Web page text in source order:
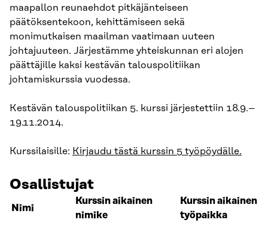
maapallon reunaehdot pitkäjänteiseen
päätöksentekoon, kehittämiseen sekä
monimutkaisen maailman vaatimaan uuteen
johtajuuteen. Järjestämme yhteiskunnan eri alojen
päättäjille kaksi kestävän talouspolitiikan
johtamiskurssia vuodessa.
Kestävän talouspolitiikan 5. kurssi järjestettiin 18.9.–
19.11.2014.
Kurssilaisille: Kirjaudu tästä kurssin 5 työpöydälle.
Osallistujat
Nimi
Kurssin aikainen
nimike
Kurssin aikainen
työpaikka